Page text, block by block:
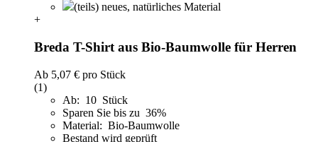
(teils) neues, natürliches Material
+
Breda T-Shirt aus Bio-Baumwolle für Herren
Ab 5,07 € pro Stück
(1)
Ab: 10 Stück
Sparen Sie bis zu 36%
Material: Bio-Baumwolle
Bestand wird geprüft